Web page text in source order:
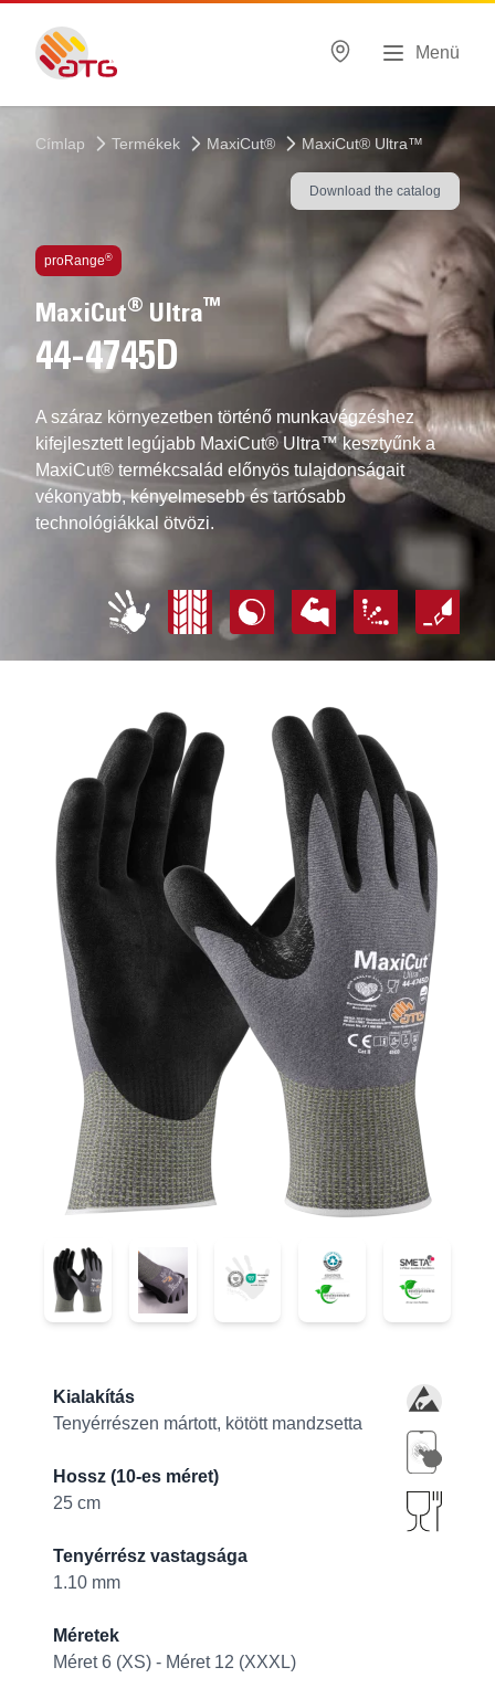
Menü
Címlap Termékek MaxiCut® MaxiCut® Ultra™
Download the catalog
proRange®
MaxiCut® Ultra™
44-4745D
A száraz környezetben történő munkavégzéshez
kifejlesztett legújabb MaxiCut® Ultra™ kesztyűnk a
MaxiCut® termékcsalád előnyös tulajdonságait
vékonyabb, kényelmesebb és tartósabb
technológiákkal ötvözi.
Alkalmazott technológiák
44-4745D 44-4745D 44-4745D 44-4745D
Product information
Kialakítás
Tenyérrészen mártott, kötött mandzsetta
Hossz (10-es méret)
25 cm
Tenyérrész vastagsága
1.10 mm
Méretek
Méret 6 (XS) - Méret 12 (XXXL)